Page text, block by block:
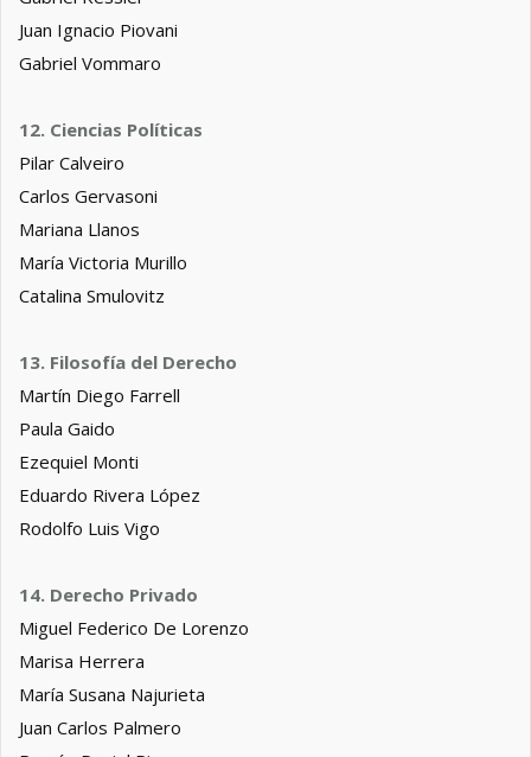
Juan Ignacio Piovani
Gabriel Vommaro
12. Ciencias Políticas
Pilar Calveiro
Carlos Gervasoni
Mariana Llanos
María Victoria Murillo
Catalina Smulovitz
13. Filosofía del Derecho
Martín Diego Farrell
Paula Gaido
Ezequiel Monti
Eduardo Rivera López
Rodolfo Luis Vigo
14. Derecho Privado
Miguel Federico De Lorenzo
Marisa Herrera
María Susana Najurieta
Juan Carlos Palmero